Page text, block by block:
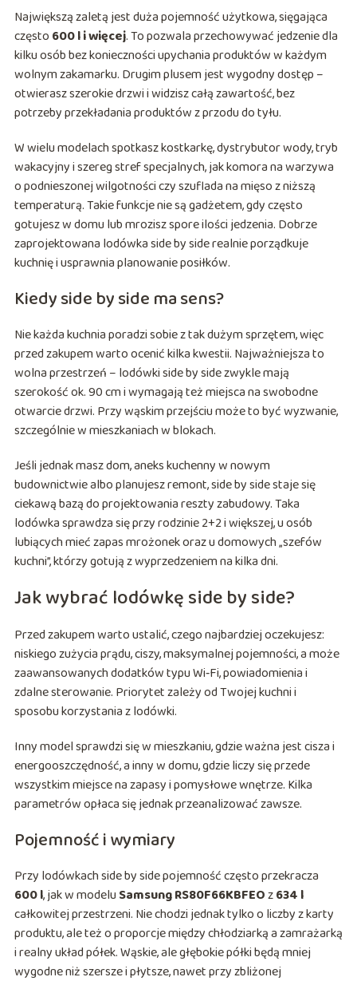
Największą zaletą jest duża pojemność użytkowa, sięgająca
często 600 l i więcej. To pozwala przechowywać jedzenie dla
kilku osób bez konieczności upychania produktów w każdym
wolnym zakamarku. Drugim plusem jest wygodny dostęp –
otwierasz szerokie drzwi i widzisz całą zawartość, bez
potrzeby przekładania produktów z przodu do tyłu.
W wielu modelach spotkasz kostkarkę, dystrybutor wody, tryb
wakacyjny i szereg stref specjalnych, jak komora na warzywa
o podnieszonej wilgotności czy szuflada na mięso z niższą
temperaturą. Takie funkcje nie są gadżetem, gdy często
gotujesz w domu lub mrozisz spore ilości jedzenia. Dobrze
zaprojektowana lodówka side by side realnie porządkuje
kuchnię i usprawnia planowanie posiłków.
Kiedy side by side ma sens?
Nie każda kuchnia poradzi sobie z tak dużym sprzętem, więc
przed zakupem warto ocenić kilka kwestii. Najważniejsza to
wolna przestrzeń – lodówki side by side zwykle mają
szerokość ok. 90 cm i wymagają też miejsca na swobodne
otwarcie drzwi. Przy wąskim przejściu może to być wyzwanie,
szczególnie w mieszkaniach w blokach.
Jeśli jednak masz dom, aneks kuchenny w nowym
budownictwie albo planujesz remont, side by side staje się
ciekawą bazą do projektowania reszty zabudowy. Taka
lodówka sprawdza się przy rodzinie 2+2 i większej, u osób
lubiących mieć zapas mrożonek oraz u domowych „szefów
kuchni”, którzy gotują z wyprzedzeniem na kilka dni.
Jak wybrać lodówkę side by side?
Przed zakupem warto ustalić, czego najbardziej oczekujesz:
niskiego zużycia prądu, ciszy, maksymalnej pojemności, a może
zaawansowanych dodatków typu Wi‑Fi, powiadomienia i
zdalne sterowanie. Priorytet zależy od Twojej kuchni i
sposobu korzystania z lodówki.
Inny model sprawdzi się w mieszkaniu, gdzie ważna jest cisza i
energooszczędność, a inny w domu, gdzie liczy się przede
wszystkim miejsce na zapasy i pomysłowe wnętrze. Kilka
parametrów opłaca się jednak przeanalizować zawsze.
Pojemność i wymiary
Przy lodówkach side by side pojemność często przekracza
600 l, jak w modeluSamsung RS80F66KBFEOz634 l
całkowitej przestrzeni. Nie chodzi jednak tylko o liczby z karty
produktu, ale też o proporcje między chłodziarką a zamrażarką
i realny układ półek. Wąskie, ale głębokie półki będą mniej
wygodne niż szersze i płytsze, nawet przy zbliżonej